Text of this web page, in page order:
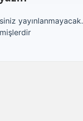
yayınlanmayacak.